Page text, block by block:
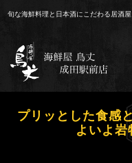
へ
旬な海鮮料理と日本酒にこだわる居酒
プリッとした食感
よいよ岩